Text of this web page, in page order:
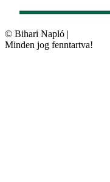
© Bihari Napló |
Minden jog fenntartva!